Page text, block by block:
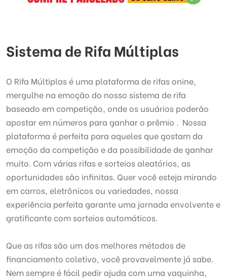
Sistema de Rifa Múltiplas
O Rifa Múltiplas é uma plataforma de rifas onine,
mergulhe na emoção do nosso sistema de rifa
baseado em competição, onde os usuários poderão
apostar em números para ganhar o prêmio . Nossa
plataforma é perfeita para aqueles que gostam da
emoção da competição e da possibilidade de ganhar
muito. Com várias rifas e sorteios aleatórios, as
oportunidades são infinitas. Quer você esteja mirando
em carros, eletrônicos ou variedades, nossa
experiência perfeita garante uma jornada envolvente e
gratificante com sorteios automáticos.
Que as rifas são um dos melhores métodos de
financiamento coletivo, você provavelmente já sabe.
Nem sempre é fácil pedir ajuda com uma vaquinha,